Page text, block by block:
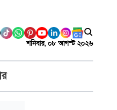
শনিবার, ০৮ আগস্ট ২০২৬